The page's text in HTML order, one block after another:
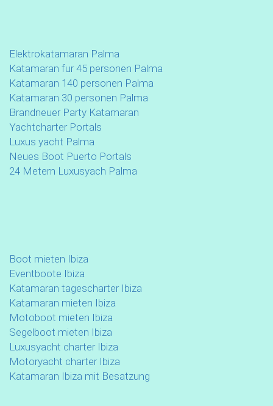
Elektrokatamaran Palma
Katamaran fur 45 personen Palma
Katamaran 140 personen Palma
Katamaran 30 personen Palma
Brandneuer Party Katamaran
Yachtcharter Portals
Luxus yacht Palma
Neues Boot Puerto Portals
24 Metern Luxusyach Palma
Boot mieten Ibiza
Eventboote Ibiza
Katamaran tagescharter Ibiza
Katamaran mieten Ibiza
Motoboot mieten Ibiza
Segelboot mieten Ibiza
Luxusyacht charter Ibiza
Motoryacht charter Ibiza
Katamaran Ibiza mit Besatzung